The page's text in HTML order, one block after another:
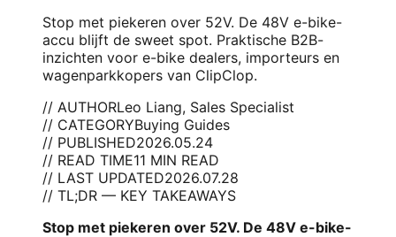
Stop met piekeren over 52V. De 48V e-bike-
accu blijft de sweet spot. Praktische B2B-
inzichten voor e-bike dealers, importeurs en
wagenparkkopers van ClipClop.
// AUTHORLeo Liang, Sales Specialist
// CATEGORYBuying Guides
// PUBLISHED2026.05.24
// READ TIME11 MIN READ
// LAST UPDATED2026.07.28
// TL;DR — KEY TAKEAWAYS
Stop met piekeren over 52V. De 48V e-bike-